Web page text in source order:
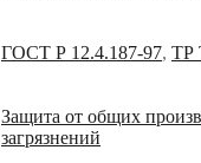
ГОСТ Р 12.4.187-97, ТР
Защита от общих
загрязнений